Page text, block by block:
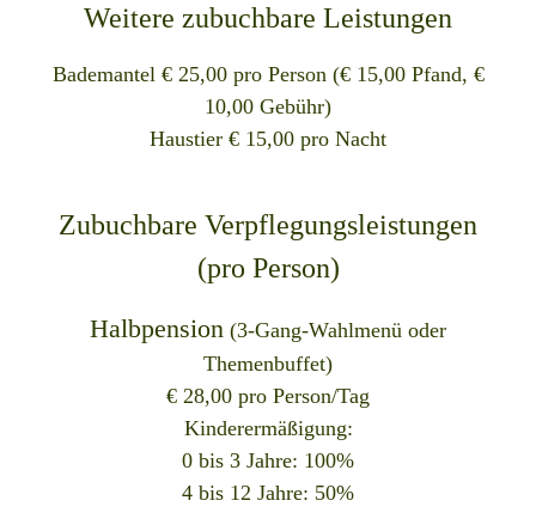
Weitere zubuchbare Leistungen
Bademantel € 25,00 pro Person (€ 15,00 Pfand, €
10,00 Gebühr)
Haustier € 15,00 pro Nacht
Zubuchbare Verpflegungsleistungen
(pro Person)
Halbpension (3-Gang-Wahlmenü oder
Themenbuffet)
€ 28,00 pro Person/Tag
Kinderermäßigung:
0 bis 3 Jahre: 100%
4 bis 12 Jahre: 50%